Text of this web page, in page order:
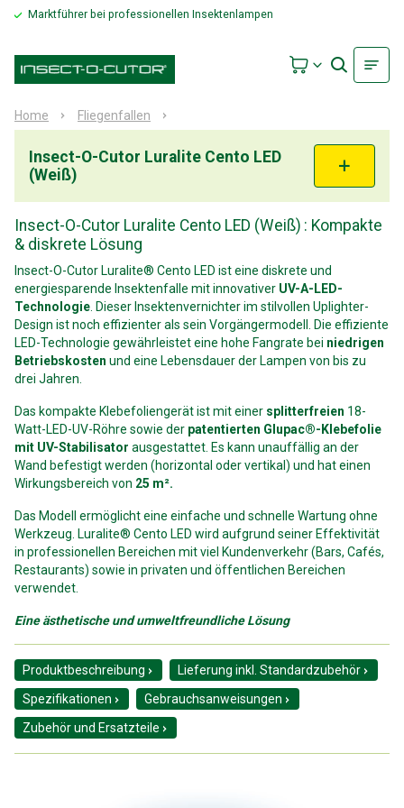
Marktführer bei professionellen Insektenlampen
Home Fliegenfallen
Insect-O-Cutor Luralite Cento LED
(Weiß)
Insect-O-Cutor Luralite Cento LED (Weiß) : Kompakte
& diskrete Lösung
Insect-O-Cutor Luralite® Cento LED ist eine diskrete und
energiesparende Insektenfalle mit innovativer UV-A-LED-
Technologie . Dieser Insektenvernichter im stilvollen Uplighter-
Design ist noch effizienter als sein Vorgängermodell. Die effiziente
LED-Technologie gewährleistet eine hohe Fangrate bei niedrigen
Betriebskosten und eine Lebensdauer der Lampen von bis zu
drei Jahren.
Das kompakte Klebefoliengerät ist mit einer splitterfreien 18-
Watt-LED-UV-Röhre sowie der patentierten Glupac®-Klebefolie
mit UV-Stabilisator ausgestattet. Es kann unauffällig an der
Wand befestigt werden (horizontal oder vertikal) und hat einen
Wirkungsbereich von 25 m².
Das Modell ermöglicht eine einfache und schnelle Wartung ohne
Werkzeug. Luralite® Cento LED wird aufgrund seiner Effektivität
in professionellen Bereichen mit viel Kundenverkehr (Bars, Cafés,
Restaurants) sowie in privaten und öffentlichen Bereichen
verwendet.
Eine ästhetische und umweltfreundliche Lösung
Produktbeschreibung
Lieferung inkl. Standardzubehör
Spezifikationen
Gebrauchsanweisungen
Zubehör und Ersatzteile